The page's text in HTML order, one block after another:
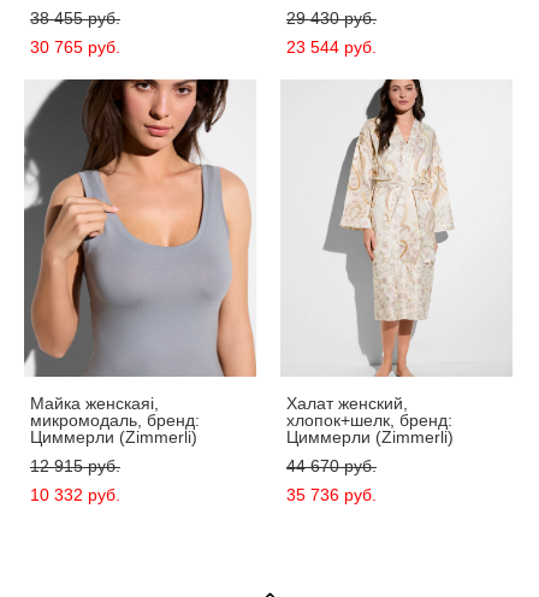
38 455 pуб.
30 765 pуб.
29 430 pуб.
23 544 pуб.
Майка женскаяi,
микромодаль, бренд:
Циммерли (Zimmerli)
12 915 pуб.
10 332 pуб.
Халат женский,
хлопок+шелк, бренд:
Циммерли (Zimmerli)
44 670 pуб.
35 736 pуб.